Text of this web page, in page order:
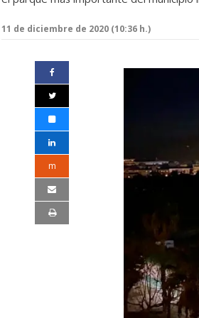
11 de diciembre de 2020 (10:36 h.)
m